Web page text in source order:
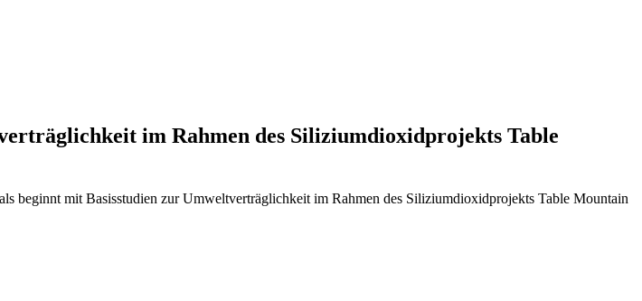
im Rahmen des Siliziumdioxidprojekts Table
beginnt mit Basisstudien zur Umweltverträglichkeit im Rahmen des Siliziumdioxidprojekts Table Mountain